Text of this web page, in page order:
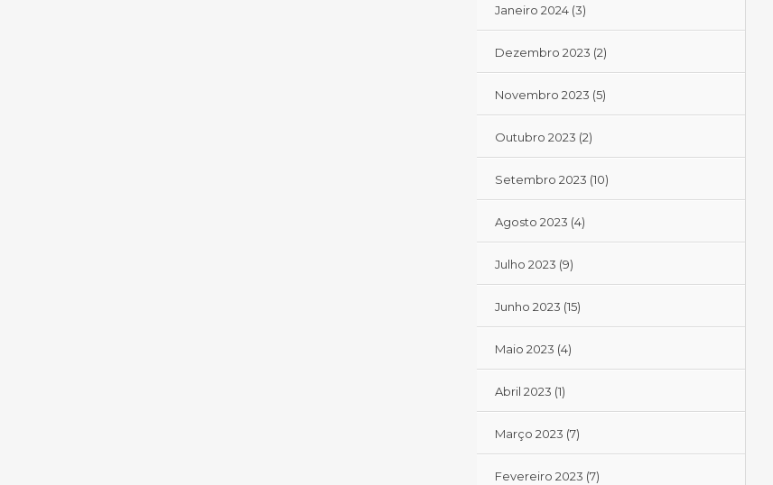
Janeiro 2024(3)
Dezembro 2023 (2)
Novembro 2023 (5)
Outubro 2023 (2)
Setembro 2023 (10)
Agosto 2023 (4)
Julho 2023 (9)
Junho 2023 (15)
Maio 2023 (4)
Abril 2023 (1)
Março 2023 (7)
Fevereiro 2023 (7)